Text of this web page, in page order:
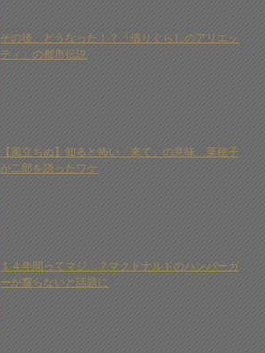
その後、どうなった！？「借りぐらしのアリエッ
ティ」の都市伝説
【風立ちぬ】知ると怖い「来て」の意味…菜穂子
が二郎を誘ったワケ
１４年間ってマジ…？マクドナルドのハンバーガ
ーが腐らないと話題に